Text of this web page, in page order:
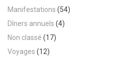
Manifestations (54)
Dîners annuels (4)
Non classé (17)
Voyages (12)